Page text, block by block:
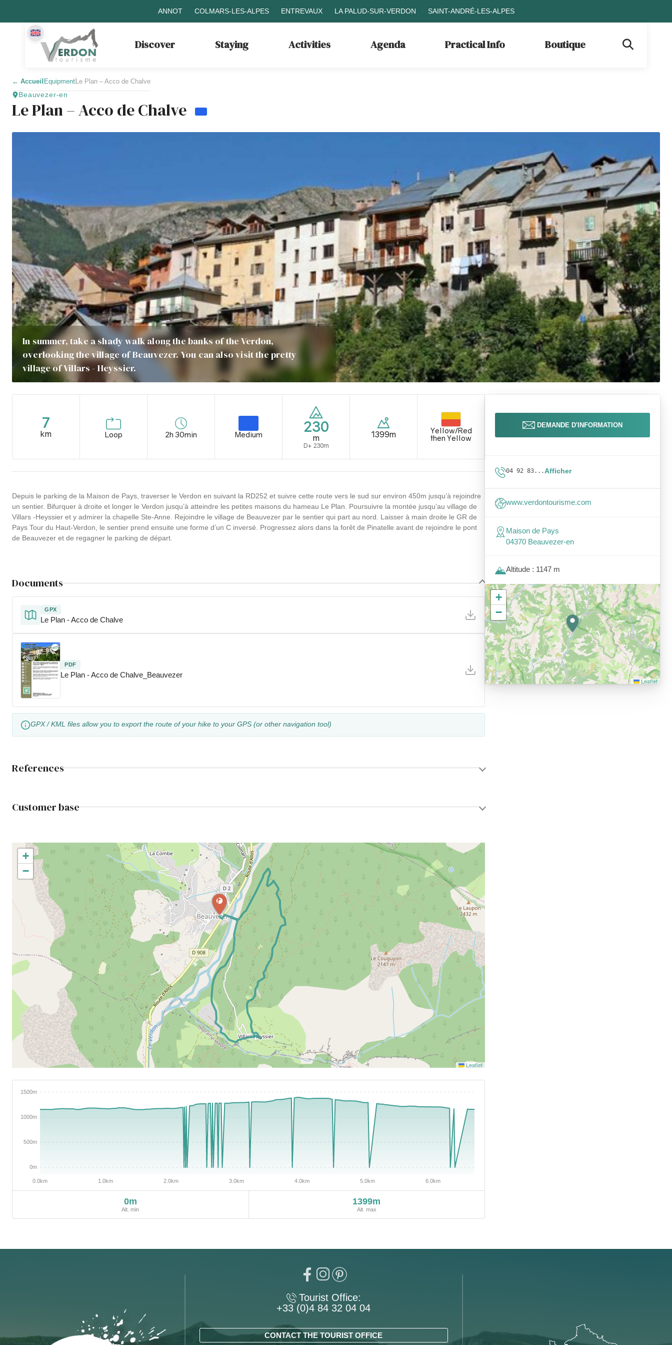
ANNOT COLMARS-LES-ALPES ENTREVAUX LA PALUD-SUR-VERDON SAINT-ANDRÉ-LES-ALPES
Discover Staying Activities Agenda Practical Info Boutique
← Accueil EquipmentLe Plan – Acco de Chalve
Beauvezer-en
Le Plan – Acco de Chalve
In summer, take a shady walk along the banks of the Verdon,
overlooking the village of Beauvezer. You can also visit the pretty
village of Villars - Heyssier.
7
km Loop 2h 30min Medium 230
m
D+ 230m
1399m
Yellow/Red
then Yellow
Depuis le parking de la Maison de Pays, traverser le Verdon en suivant la RD252 et suivre cette route vers le sud sur environ 450m jusqu’à rejoindre
un sentier. Bifurquer à droite et longer le Verdon jusqu’à atteindre les petites maisons du hameau Le Plan. Poursuivre la montée jusqu’au village de
Villars -Heyssier et y admirer la chapelle Ste-Anne. Rejoindre le village de Beauvezer par le sentier qui part au nord. Laisser à main droite le GR de
Pays Tour du Haut-Verdon, le sentier prend ensuite une forme d’un C inversé. Progressez alors dans la forêt de Pinatelle avant de rejoindre le pont
de Beauvezer et de regagner le parking de départ.
Documents
GPX
Le Plan - Acco de Chalve
PDF
Le Plan - Acco de Chalve_Beauvezer
GPX / KML files allow you to export the route of your hike to your GPS (or other navigation tool)
References
Customer base
+
−
Leaflet
0m
Alt. min
1399m
Alt. max
DEMANDE D'INFORMATION
04 92 83...Afficher
www.verdontourisme.com
Maison de Pays
04370 Beauvezer-en
Altitude : 1147 m
+
−
Leaflet
Tourist Office:
+33 (0)4 84 32 04 04
CONTACT THE TOURIST OFFICE